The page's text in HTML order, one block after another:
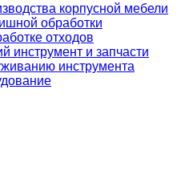
корпусной мебели
обработки
отходов
и запчасти
инструмента